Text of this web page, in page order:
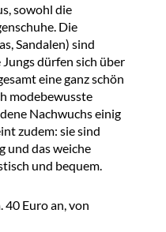
sowohl die
Die
Sandalen) sind
dürfen sich über
eine ganz schön
modebewusste
Nachwuchs einig
zudem: sie sind
und das weiche
und bequem.
40 Euro an, von